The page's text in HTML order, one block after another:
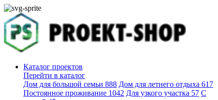
Каталог проектов
Перейти в каталог
Дом для большой семьи 888 Дом для летнего отдыха 617
Постоянное проживание 1042 Для узкого участка 57 С